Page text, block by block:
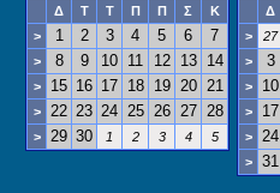
Δ Τ Τ Π Π Σ
Κ
>
1 2 3 4 5 6 7
> 8 9 10 11 12 13 14
> 15 16 17 18 19 20 21
> 22 23 24 25 26 27 28
> 29 30 1 2 3 4 5
Δ
>
27
> 3
> 10
> 17
> 24
> 31